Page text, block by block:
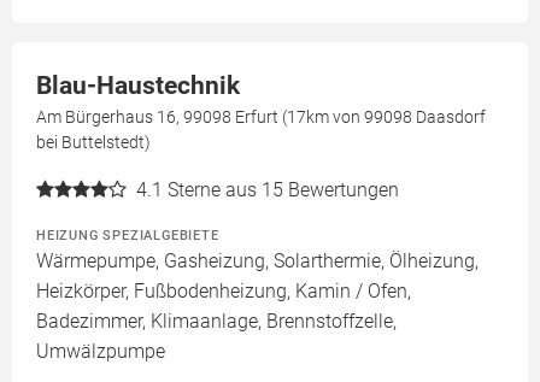
Blau-Haustechnik
Am Bürgerhaus 16, 99098 Erfurt (17km von 99098 Daasdorf
bei Buttelstedt)
4.1 Sterne aus 15 Bewertungen
HEIZUNG SPEZIALGEBIETE
Wärmepumpe, Gasheizung, Solarthermie, Ölheizung,
Heizkörper, Fußbodenheizung, Kamin / Ofen,
Badezimmer, Klimaanlage, Brennstoffzelle,
Umwälzpumpe